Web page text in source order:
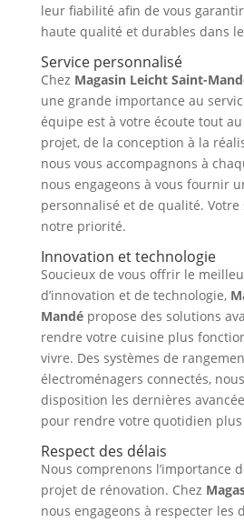
leur fiabilité afin de vous
haute qualité et durables dans
Service personnalisé
Chez Magasin Leicht Saint-
une grande importance au
équipe est à votre écoute tout
projet, de la conception à la
nous vous accompagnons à
nous engageons à vous fournir
personnalisé et de qualité.
notre priorité.
Innovation et technologie
Soucieux de vous offrir le
d’innovation et de technologie,
Mandépropose des solutions
rendre votre cuisine plus
vivre. Des systèmes de
électroménagers connectés,
disposition les dernières
pour rendre votre quotidien
Respect des délais
Nous comprenons l’importance
projet de rénovation. Chez
nous engageons à respecter les